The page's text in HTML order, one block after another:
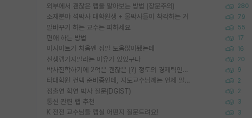
외부에서 괜찮은 랩을 알아보는 방법 (장문주의) 280
소재분야 석박사 대학원생 + 물박사들이 착각하는 거 79
말바꾸기 하는 교수는 피하세요 55
편애 하는 방법 17
이사이트가 처음엔 정말 도움많이됐는데 16
신생랩가지말라는 이유가 있었구나 20
박사진학하기에 2억은 괜찮은 (?) 정도의 경제력인가요 9
타대학원 컨텍 준비중인데, 지도교수님께는 언제 말씀드려야 할까요? 2
정출연 학연 박사 질문(DGIST) 2
통신 관련 랩 추천 3
K 전전 교수님들 랩실 어떤지 질문드려요! 3